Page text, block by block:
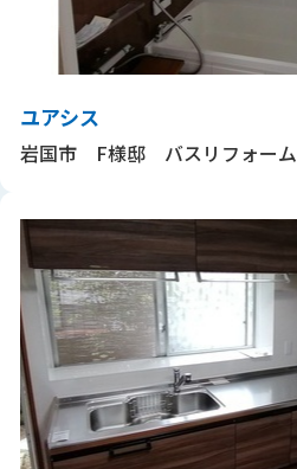
ユアシス
岩国市 F様邸 バスリフォーム